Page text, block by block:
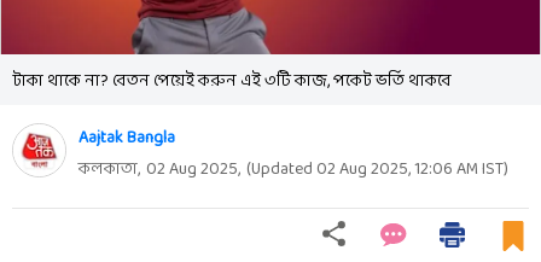
টাকা থাকে না? বেতন পেয়েই করুন এই ৩টি কাজ, পকেট ভর্তি থাকবে
Aajtak Bangla
কলকাতা, 02 Aug 2025, (Updated 02 Aug 2025, 12:06 AMIST)